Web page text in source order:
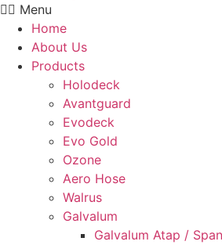
Menu
Home
About Us
Products
Holodeck
Avantguard
Evodeck
Evo Gold
Ozone
Aero Hose
Walrus
Galvalum
Galvalum Atap /